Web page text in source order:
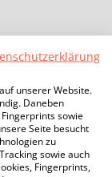
unserer Website.
Daneben
sowie
Seite besucht
zu
sowie auch
Fingerprints,